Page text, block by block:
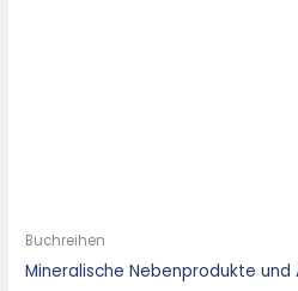
Buchreihen
Mineralische Nebenprodukte und